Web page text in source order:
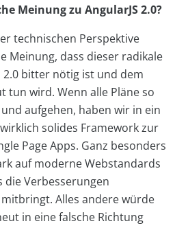
Meinung zu AngularJS 2.0?
technischen Perspektive
Meinung, dass dieser radikale
2.0 bitter nötig ist und dem
tun wird. Wenn alle Pläne so
aufgehen, haben wir in ein
solides Framework zur
Page Apps. Ganz besonders
auf moderne Webstandards
die Verbesserungen
mitbringt. Alles andere würde
in eine falsche Richtung